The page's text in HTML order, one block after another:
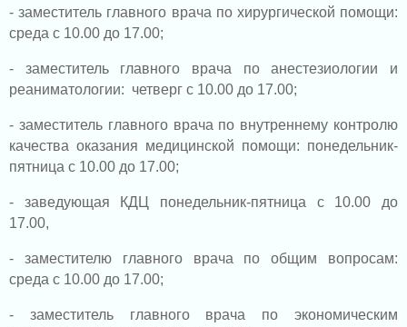
- заместитель главного врача по хирургической помощи:
среда с 10.00 до 17.00;
- заместитель главного врача по анестезиологии и
реаниматологии: четверг с 10.00 до 17.00;
- заместитель главного врача по внутреннему контролю
качества оказания медицинской помощи: понедельник-
пятница с 10.00 до 17.00;
- заведующая КДЦ понедельник-пятница с 10.00 до
17.00,
- заместителю главного врача по общим вопросам:
среда с 10.00 до 17.00;
- заместитель главного врача по экономическим